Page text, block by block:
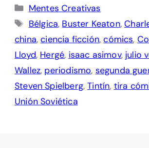
Categorías
Mentes Creativas
Etiquetas
Bélgica, Buster Keaton,
china,ciencia ficción,cómics,
Lloyd, Hergé, isaac asimov, julio
Wallez, periodismo, segunda
Steven Spielberg,Tintín, tira
Unión Soviética